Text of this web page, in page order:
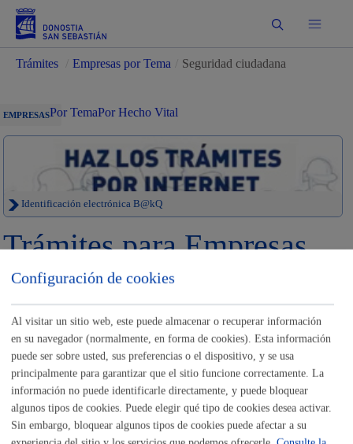
Buscar
Trámites Empresas por Tema Seguridad ciudadana
EMPRESASPor TemaPor Hecho Vital
Identificación electrónica B@kQ
Trámites para Empresas
Sede electrónica Nota legal
Buscar
Listado completo de Trámites
Seguridad ciudadana
Configuración de cookies
Al visitar un sitio web, este puede almacenar o recuperar información
en su navegador (normalmente, en forma de cookies). Esta información
puede ser sobre usted, sus preferencias o el dispositivo, y se usa
principalmente para garantizar que el sitio funcione correctamente. La
información no puede identificarle directamente, y puede bloquear
algunos tipos de cookies. Puede elegir qué tipo de cookies desea activar.
Sin embargo, bloquear algunos tipos de cookies puede afectar a su